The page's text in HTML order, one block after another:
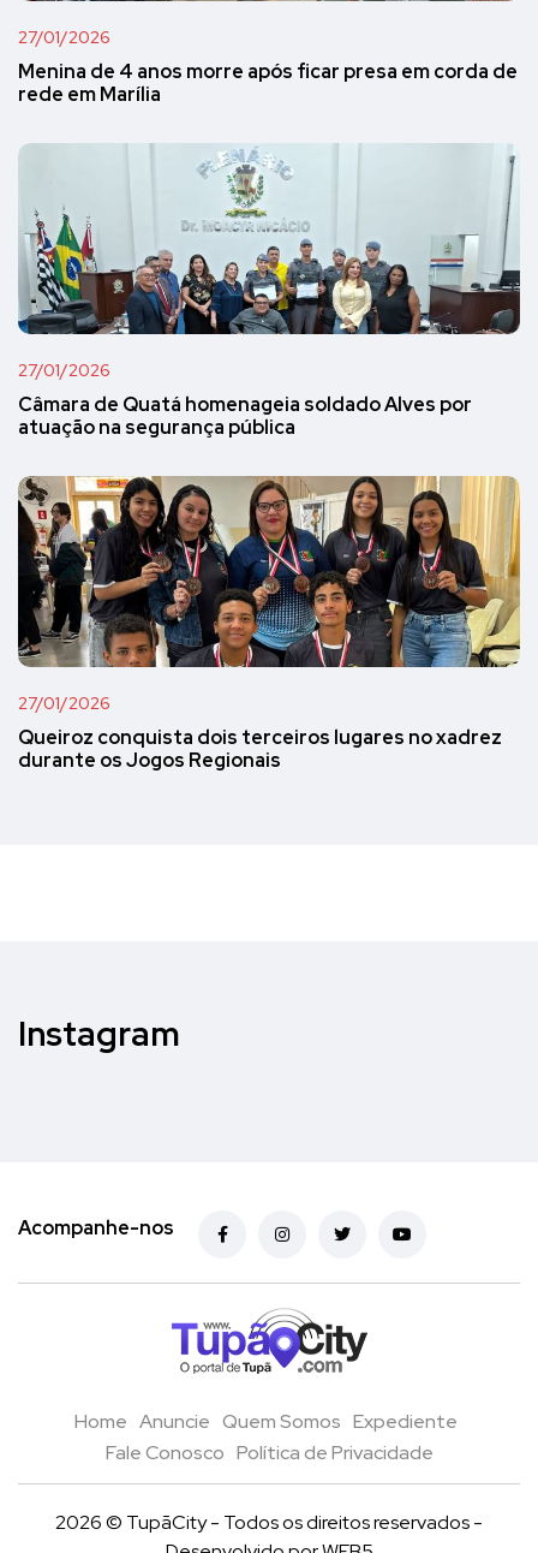
27/01/2026
Menina de 4 anos morre após ficar presa em corda de
rede em Marília
27/01/2026
Câmara de Quatá homenageia soldado Alves por
atuação na segurança pública
27/01/2026
Queiroz conquista dois terceiros lugares no xadrez
durante os Jogos Regionais
Instagram
Acompanhe-nos
Home Anuncie Quem Somos Expediente
Fale Conosco Política de Privacidade
2026 © TupãCity - Todos os direitos reservados -